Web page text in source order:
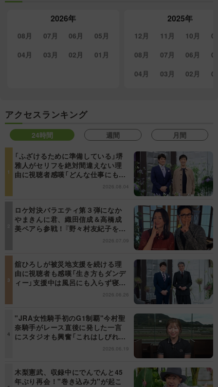
2026年
08月 07月 06月
05月
04月
03月 02月 01月
2025年
12月 11月 10月
08月
07月 06月
04月
03月 02月
アクセスランキング
24時間 週間 月間
「ふざけるために準備している」堺
雅人がセリフを絶対間違えない理
由に視聴者感嘆「どんな仕事にも当
てはまる」【日曜日の初耳学】2026.08.04
ロケ対決バラエティ第３弾になか
やまきんに君、織田信成＆高橋成
美ペアら参戦！『野々村友紀子を黙
らせろ！』１２日（日）昼に放送！
2026.07.09
舘ひろしが被災地支援を続ける理
由に視聴者も感嘆「生き方もダンデ
ィー」支援中は風呂にも入らず寝袋
で寝泊まり【日曜日の初耳学】2026.06.26
"JRA女性騎手初のG1制覇"今村聖
奈騎手がレース直後に発した一言
にスタジオも興奮「これはしびれ
2026.06.19
木梨憲武、収録中にでんでんと45
年ぶり再会！"巻き込み力"が起こ